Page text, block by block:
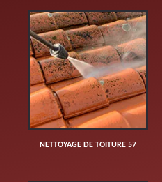
NETTOYAGE DE TOITURE 57